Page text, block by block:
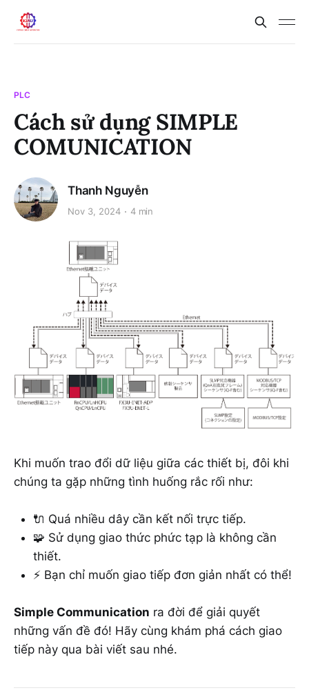
PLC
Cách sử dụng SIMPLE
COMUNICATION
Thanh Nguyễn
Nov 3, 2024 4 min
Khi muốn trao đổi dữ liệu giữa các thiết bị, đôi khi
chúng ta gặp những tình huống rắc rối như:
🔌 Quá nhiều dây cần kết nối trực tiếp.
🧩 Sử dụng giao thức phức tạp là không cần
thiết.
⚡ Bạn chỉ muốn giao tiếp đơn giản nhất có thể!
Simple Communication ra đời để giải quyết
những vấn đề đó! Hãy cùng khám phá cách giao
tiếp này qua bài viết sau nhé.